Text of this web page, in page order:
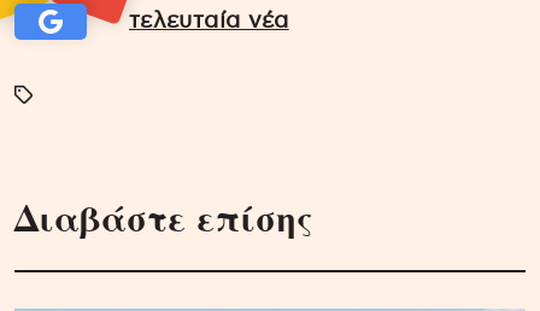
τελευταία νέα
Διαβάστε επίσης